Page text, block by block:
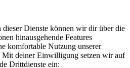
dieser Dienste können wir dir über die
hinausgehende Features
komfortable Nutzung unserer
Mit deiner Einwilligung setzen wir auf
Drittdienste ein: